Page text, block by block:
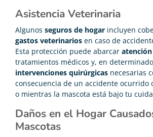
Asistencia Veterinaria
Algunos seguros de hogar incluyen
gastos veterinarios en caso de
Esta protección puede abarcar
tratamientos médicos y, en
intervenciones quirúrgicas necesarias
consecuencia de un accidente ocurrido
o mientras la mascota está bajo tu
Daños en el Hogar
Mascotas